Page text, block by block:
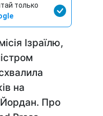
только
Ізраїлю,
на
Йордан. Про